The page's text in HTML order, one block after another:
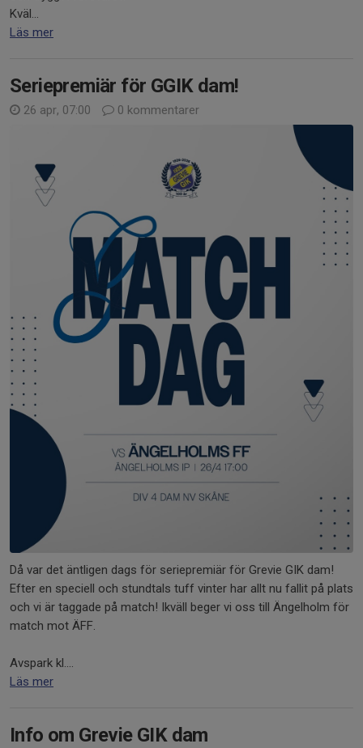
Kväl...
Läs mer
Seriepremiär för GGIK dam!
26 apr, 07:00 0 kommentarer
Då var det äntligen dags för seriepremiär för Grevie GIK dam!
Efter en speciell och stundtals tuff vinter har allt nu fallit på plats
och vi är taggade på match! Ikväll beger vi oss till Ängelholm för
match mot ÄFF.
Avspark kl....
Läs mer
Info om Grevie GIK dam